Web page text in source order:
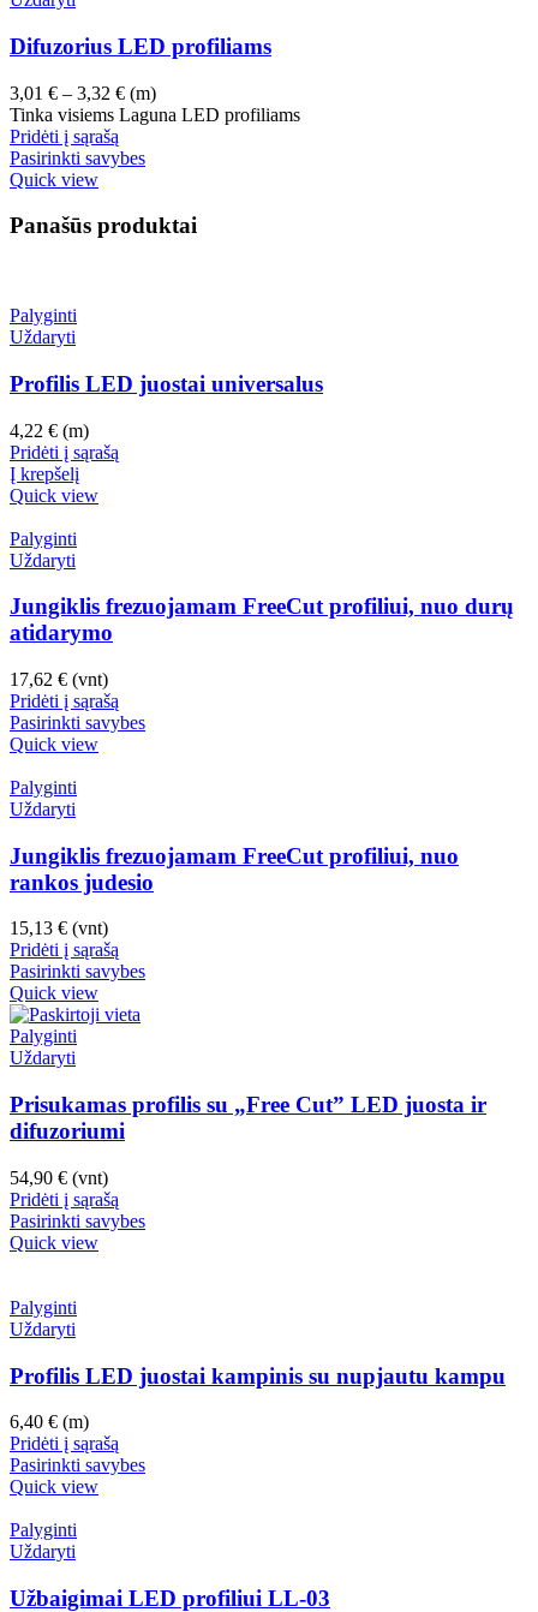
Difuzorius LED profiliams
3,01 € – 3,32 €Price
range:
through
(m)
Tinka visiems Laguna LED profiliams
Pridėti į sąrašą
Pasirinkti savybes
Quick view
Panašūs produktai
Palyginti
Uždaryti
Profilis LED juostai universalus
4,22 € (m)
Pridėti į sąrašą
Į krepšelį
Quick view
Palyginti
Uždaryti
Jungiklis frezuojamam FreeCut profiliui, nuo durų
atidarymo
17,62 € (vnt)
Pridėti į sąrašą
Pasirinkti savybes
Quick view
Palyginti
Uždaryti
Jungiklis frezuojamam FreeCut profiliui, nuo
rankos judesio
15,13 € (vnt)
Pridėti į sąrašą
Pasirinkti savybes
Quick view
Palyginti
Uždaryti
Prisukamas profilis su „Free Cut” LED juosta ir
difuzoriumi
54,90 € (vnt)
Pridėti į sąrašą
Pasirinkti savybes
Quick view
Palyginti
Uždaryti
Profilis LED juostai kampinis su nupjautu kampu
6,40 € (m)
Pridėti į sąrašą
Pasirinkti savybes
Quick view
Palyginti
Uždaryti
Užbaigimai LED profiliui LL-03